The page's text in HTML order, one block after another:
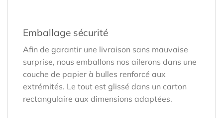
Emballage sécurité
Afin de garantir une livraison sans mauvaise
surprise, nous emballons nos ailerons dans une
couche de papier à bulles renforcé aux
extrémités. Le tout est glissé dans un carton
rectangulaire aux dimensions adaptées.